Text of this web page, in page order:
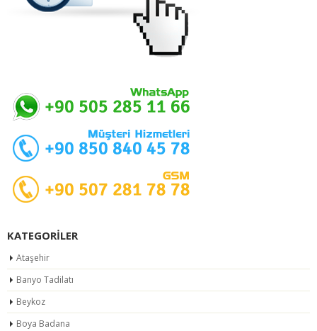
KATEGORILER
Ataşehir
Banyo Tadilatı
Beykoz
Boya Badana